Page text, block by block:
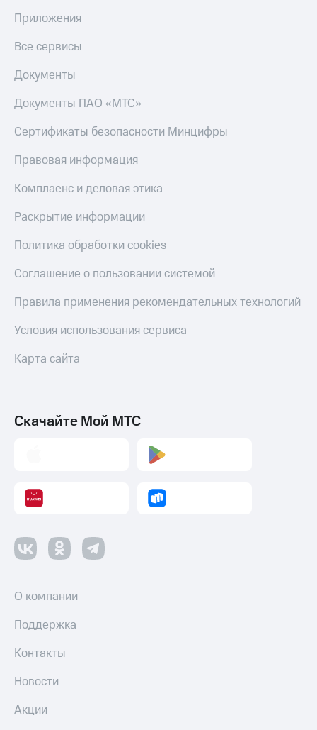
Приложения
Все сервисы
Документы
Документы ПАО «МТС»
Сертификаты безопасности Минцифры
Правовая информация
Комплаенс и деловая этика
Раскрытие информации
Политика обработки cookies
Соглашение о пользовании системой
Правила применения рекомендательных технологий
Условия использования сервиса
Карта сайта
Скачайте Мой МТС
О компании
Поддержка
Контакты
Новости
Акции